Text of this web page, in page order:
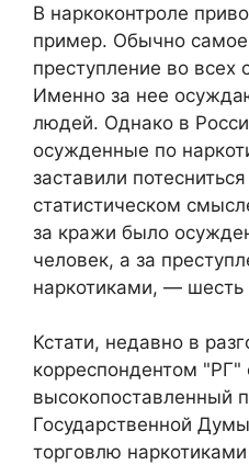
В наркоконтроле
пример. Обычно самое
преступление во
Именно за нее
людей. Однако в
осужденные по
заставили
статистическом
за кражи было
человек, а за
наркотиками, — шесть
Кстати, недавно в
корреспондентом "РГ"
высокопоставленный
Государственной
торговлю